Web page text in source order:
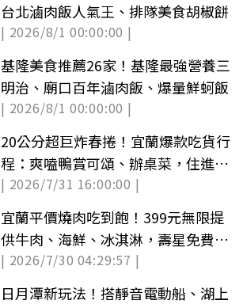
台北滷肉飯人氣王、排隊美食胡椒餅
| 2026/8/1 00:00:00 |
基隆美食推薦26家！基隆最強營養三
明治、廟口百年滷肉飯、爆量鮮蚵飯
| 2026/8/1 00:00:00 |
20公分超巨炸春捲！宜蘭爆款吃貨行
程：爽嗑鴨賞可頌、辦桌菜，住進森
林玻璃屋
| 2026/7/31 16:00:00 |
宜蘭平價燒肉吃到飽！399元無限提
供牛肉、海鮮、冰淇淋，壽星免費吃
牛舌
| 2026/7/30 04:29:57 |
日月潭新玩法！搭靜音電動船、湖上